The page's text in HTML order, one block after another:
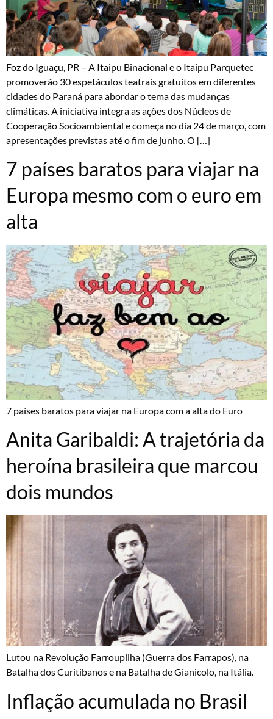
Foz do Iguaçu, PR – A Itaipu Binacional e o Itaipu Parquetec
promoverão 30 espetáculos teatrais gratuitos em diferentes
cidades do Paraná para abordar o tema das mudanças
climáticas. A iniciativa integra as ações dos Núcleos de
Cooperação Socioambiental e começa no dia 24 de março, com
apresentações previstas até o fim de junho. O […]
7 países baratos para viajar na
Europa mesmo com o euro em
alta
7 países baratos para viajar na Europa com a alta do Euro
Anita Garibaldi: A trajetória da
heroína brasileira que marcou
dois mundos
Lutou na Revolução Farroupilha (Guerra dos Farrapos), na
Batalha dos Curitibanos e na Batalha de Gianicolo, na Itália.
Inflação acumulada no Brasil